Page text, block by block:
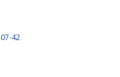
42